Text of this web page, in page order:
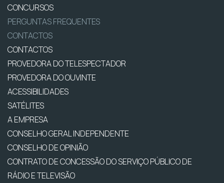
CONCURSOS
PERGUNTAS FREQUENTES
CONTACTOS
CONTACTOS
PROVEDORA DO TELESPECTADOR
PROVEDORA DO OUVINTE
ACESSIBILIDADES
SATÉLITES
A EMPRESA
CONSELHO GERAL INDEPENDENTE
CONSELHO DE OPINIÃO
CONTRATO DE CONCESSÃO DO SERVIÇO PÚBLICO DE
RÁDIO E TELEVISÃO